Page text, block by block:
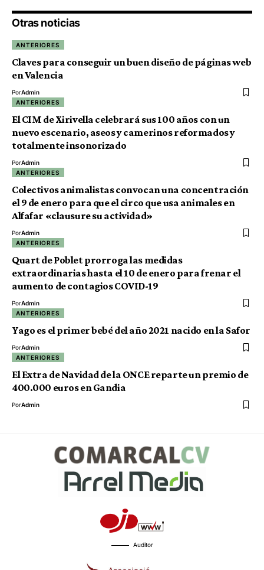
Otras noticias
ANTERIORES
Claves para conseguir un buen diseño de páginas web
en Valencia
PorAdmin
ANTERIORES
El CIM de Xirivella celebrará sus 100 años con un
nuevo escenario, aseos y camerinos reformados y
totalmente insonorizado
PorAdmin
ANTERIORES
Colectivos animalistas convocan una concentración
el 9 de enero para que el circo que usa animales en
Alfafar «clausure su actividad»
PorAdmin
ANTERIORES
Quart de Poblet prorroga las medidas
extraordinarias hasta el 10 de enero para frenar el
aumento de contagios COVID-19
PorAdmin
ANTERIORES
Yago es el primer bebé del año 2021 nacido en la Safor
PorAdmin
ANTERIORES
El Extra de Navidad de la ONCE reparte un premio de
400.000 euros en Gandia
PorAdmin
Auditor